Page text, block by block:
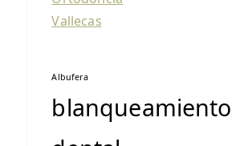
Vallecas
Albufera
blanqueamiento